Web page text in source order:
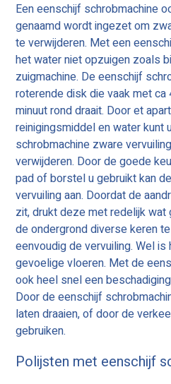
Een eenschijf schrobmachine
genaamd wordt ingezet om
te verwijderen. Met een
het water niet opzuigen zoals
zuigmachine. De eenschijf
roterende disk die vaak met
minuut rond draait. Door et
reinigingsmiddel en water kunt
schrobmachine zware
verwijderen. Door de goede
pad of borstel u gebruikt kan
vervuiling aan. Doordat de
zit, drukt deze met redelijk
de ondergrond diverse keren
eenvoudig de vervuiling. Wel
gevoelige vloeren. Met de
ook heel snel een
Door de eenschijf
laten draaien, of door de
gebruiken.
Polijsten met eenschijf